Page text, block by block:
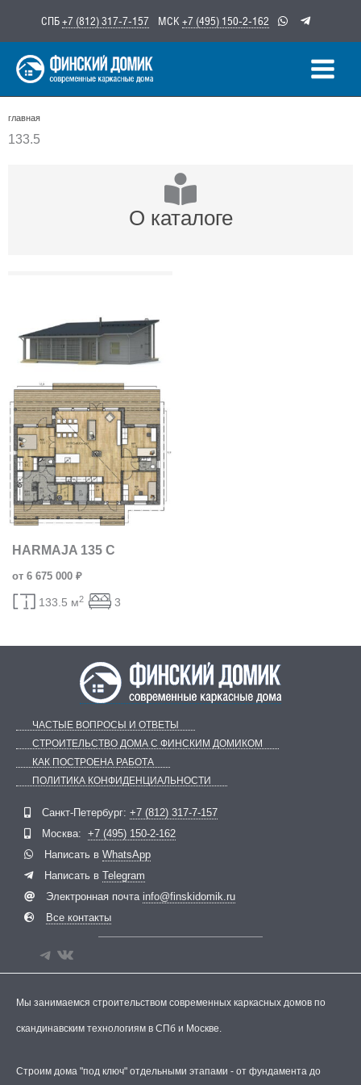
содержимому
СПБ+7 (812) 317-7-157 МСК +7 (495) 150-2-162
главная
133.5
О каталоге
HARMAJA 135 C
от 6 675 000 ₽
133.5 м2 3
ЧАСТЫЕ ВОПРОСЫ И ОТВЕТЫ
СТРОИТЕЛЬСТВО ДОМА С ФИНСКИМ ДОМИКОМ
КАК ПОСТРОЕНА РАБОТА
ПОЛИТИКА КОНФИДЕНЦИАЛЬНОСТИ
Санкт-Петербург: +7 (812) 317-7-157
Москва: +7 (495) 150-2-162
Написать в WhatsApp
Написать в Telegram
Электронная почта info@finskidomik.ru
Все контакты
Мы занимаемся строительством современных каркасных домов по
скандинавским технологиям в СПб и Москве.
Строим дома "под ключ" отдельными этапами - от фундамента до